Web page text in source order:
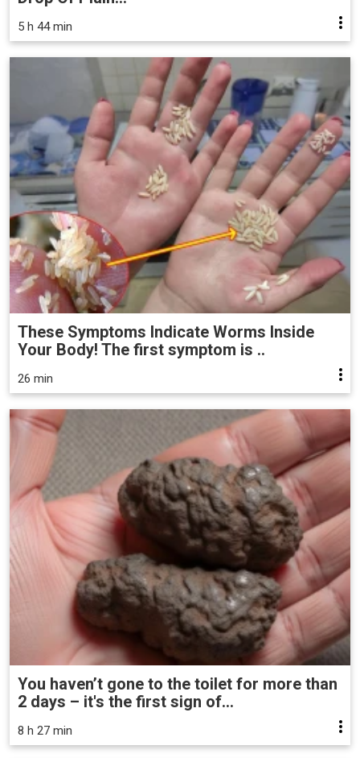
5 h 44 min
These Symptoms Indicate Worms Inside
Your Body! The first symptom is ..
26 min
You haven’t gone to the toilet for more than
2 days – it's the first sign of...
8 h 27 min